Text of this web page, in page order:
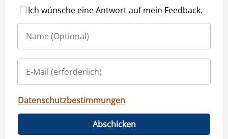
Ich wünsche eine Antwort auf mein Feedback.
Datenschutzbestimmungen
Abschicken